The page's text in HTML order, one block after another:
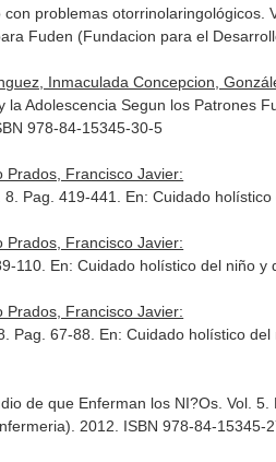
problemas otorrinolaringológicos.
Fuden (Fundacion para el
Inmaculada Concepcion,
Adolescencia Segun los Patrones
978-84-15345-30-5
Prados, Francisco Javier:
Pag. 419-441. En: Cuidado
Prados, Francisco Javier:
110. En: Cuidado holístico del niño y
Prados, Francisco Javier:
Pag. 67-88. En: Cuidado holístico
de que Enferman los NI?Os. Vol. 5.
2012. ISBN 978-84-15345-